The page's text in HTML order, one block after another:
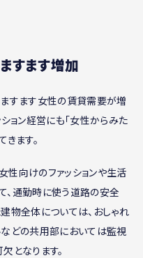
すます増加
すます女性の賃貸需要が増
ョン経営にも「女性からみた
ます。
向けのファッションや生活
、通勤時に使う道路の安全
物全体については、おしゃれ
どの共用部においては監視
となります。